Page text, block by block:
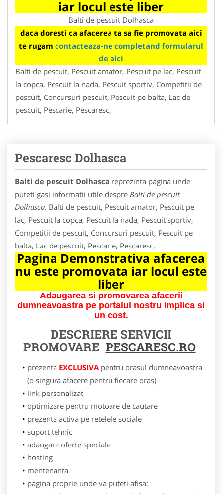
iar locul este liber
Balti de pescuit Dolhasca
daca doresti ca afacerea ta sa fie promovata aici
te rugam contacteaza-ne completand formularul
de aici
Balti de pescuit, Pescuit amator, Pescuit pe lac, Pescuit
la copca, Pescuit la nada, Pescuit sportiv, Competitii de
pescuit, Concursuri pescuit, Pescuit pe balta, Lac de
pescuit, Pescarie, Pescaresc,
Pescaresc Dolhasca
Balti de pescuit Dolhasca reprezinta pagina unde
puteti gasi informatii utile despre Balti de pescuit
Dolhasca. Balti de pescuit, Pescuit amator, Pescuit pe
lac, Pescuit la copca, Pescuit la nada, Pescuit sportiv,
Competitii de pescuit, Concursuri pescuit, Pescuit pe
balta, Lac de pescuit, Pescarie, Pescaresc,
Pagina Demonstrativa afacerea
nu este promovata iar locul este
liber
Adaugarea si promovarea afacerii
dumneavoastra pe portalul nostru implica si
un cost.
DESCRIERE SERVICII
PROMOVARE PESCARESC.RO
prezenta EXCLUSIVApentru orasul dumneavoastra
(o singura afacere pentru fiecare oras)
link personalizat
optimizare pentru motoare de cautare
prezenta activa pe retelele sociale
suport tehnic
adaugare oferte speciale
hosting
mentenanta
pagina proprie unde va puteti afisa: